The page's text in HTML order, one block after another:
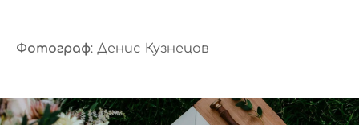
Фотограф: Денис Кузнецов